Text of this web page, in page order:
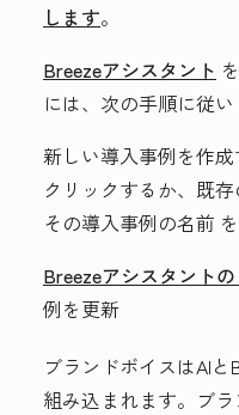
します。
Breezeアシスタント
には、次の手順に従い
新しい導入事例を作
クリックするか、既
その導入事例の名前
Breezeアシスタント
例を更新
ブランドボイスはAI
組み込まれます。ブ